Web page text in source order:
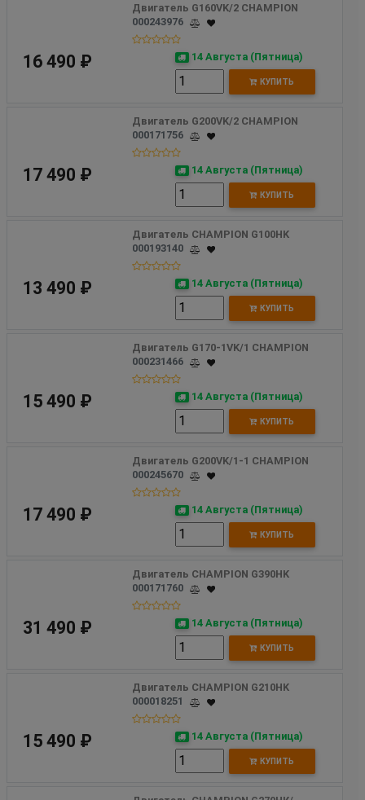
Двигатель G160VK/2 CHAMPION
000243976
16 490 ₽ 14 Августа (Пятница)
КУПИТЬ
Двигатель G200VK/2 CHAMPION
000171756
17 490 ₽ 14 Августа (Пятница)
КУПИТЬ
Двигатель CHAMPION G100HK
000193140
13 490 ₽ 14 Августа (Пятница)
КУПИТЬ
Двигатель G170-1VK/1 CHAMPION
000231466
15 490 ₽ 14 Августа (Пятница)
КУПИТЬ
Двигатель G200VK/1-1 CHAMPION
000245670
17 490 ₽ 14 Августа (Пятница)
КУПИТЬ
Двигатель CHAMPION G390HK
000171760
31 490 ₽ 14 Августа (Пятница)
КУПИТЬ
Двигатель CHAMPION G210HK
000018251
15 490 ₽ 14 Августа (Пятница)
КУПИТЬ